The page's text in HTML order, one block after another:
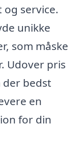
service.
unikke
som måske
Udover pris
der bedst
en
for din